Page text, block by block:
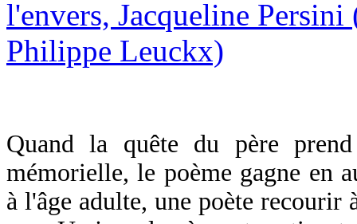
Quand la quête du père
mémorielle, le poème gagne en
à l'âge adulte, une poète recourir